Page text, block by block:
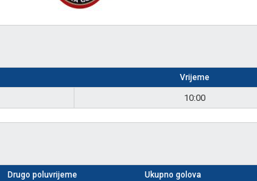
Vrijeme
10:00
Drugo poluvrijeme Ukupno golova